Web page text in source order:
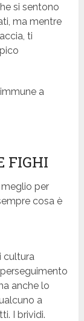
si sentono
ma mentre
ti
a
FIGHI
per
cosa è
cultura
anche lo
a
I brividi.